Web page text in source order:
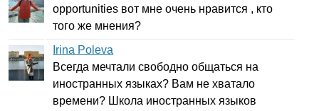
opportunities вот мне очень нравится , кто
того же мнения?
Irina Poleva
Всегда мечтали свободно общаться на
иностранных языках? Вам не хватало
времени? Школа иностранных языков